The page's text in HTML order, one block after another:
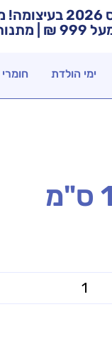
תערוכת פלייס
רכישה!
ימי הולדת חומרי